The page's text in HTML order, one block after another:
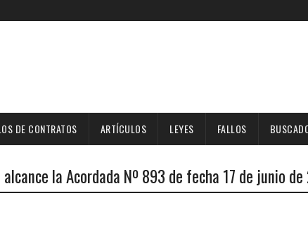
DE CONTRATOS ARTÍCULOS LEYES FALLOS
la Acordada Nº 893 de fecha 17 de junio de